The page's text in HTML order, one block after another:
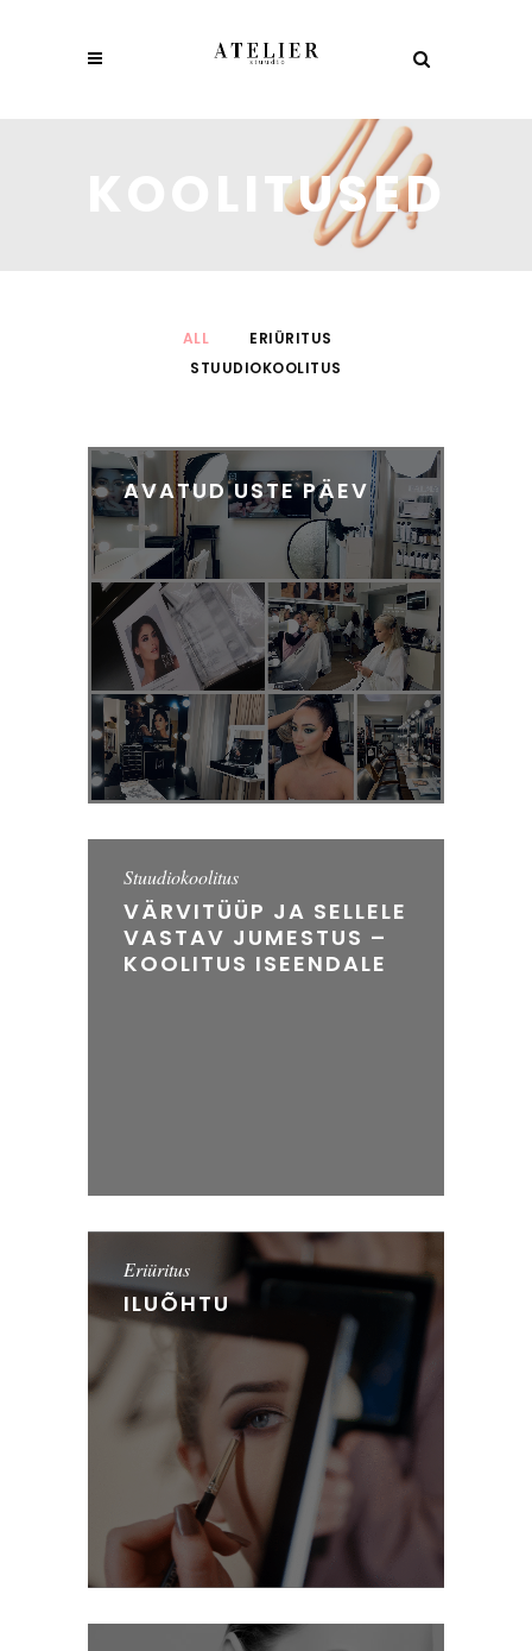
KOOLITUSED
ALL
ERIÜRITUS
STUUDIOKOOLITUS
AVATUD USTE PÄEV
Stuudiokoolitus
VÄRVITÜÜP JA SELLELE
VASTAV JUMESTUS –
KOOLITUS ISEENDALE
Eriüritus
ILUÕHTU